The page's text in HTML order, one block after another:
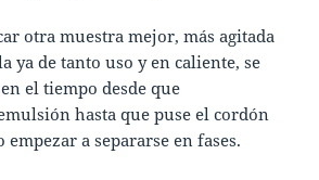
otra muestra mejor, más agitada
ya de tanto uso y en caliente, se
el tiempo desde que
hasta que puse el cordón
a separarse en fases.